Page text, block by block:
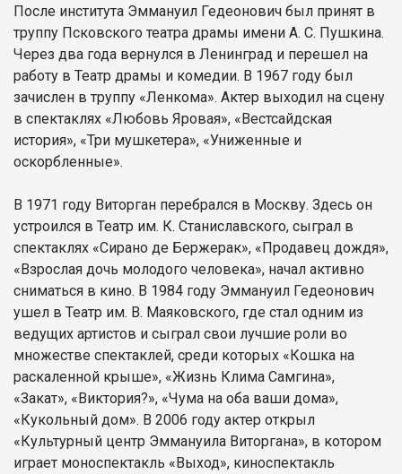
После института Эммануил Гедеонович был принят в
труппу Псковского театра драмы имени А. С. Пушкина.
Через два года вернулся в Ленинград и перешел на
работу в Театр драмы и комедии. В 1967 году был
зачислен в труппу «Ленкома». Актер выходил на сцену
в спектаклях «Любовь Яровая», «Вестсайдская
история», «Три мушкетера», «Униженные и
оскорбленные».
В 1971 году Виторган перебрался в Москву. Здесь он
устроился в Театр им. К. Станиславского, сыграл в
спектаклях «Сирано де Бержерак», «Продавец дождя»,
«Взрослая дочь молодого человека», начал активно
сниматься в кино. В 1984 году Эммануил Гедеонович
ушел в Театр им. В. Маяковского, где стал одним из
ведущих артистов и сыграл свои лучшие роли во
множестве спектаклей, среди которых «Кошка на
раскаленной крыше», «Жизнь Клима Самгина»,
«Закат», «Виктория?», «Чума на оба ваши дома»,
«Кукольный дом». В 2006 году актер открыл
«Культурный центр Эммануила Виторгана», в котором
играет моноспектакль «Выход», киноспектакль